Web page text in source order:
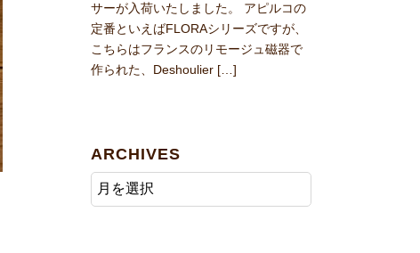
サーが入荷いたしました。 アピルコの
定番といえばFLORAシリーズですが、
こちらはフランスのリモージュ磁器で
作られた、Deshoulier […]
ARCHIVES